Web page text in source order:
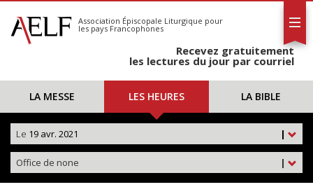
S'abonner
Calendrier
Association Épiscopale Liturgique pour
les pays Francophones
Recevez gratuitement
les lectures du jour par courriel
LA MESSE LES HEURES LA BIBLE
|
Le 19 avr. 2021
|
Office de none